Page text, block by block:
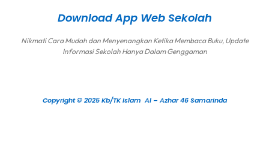
Download App Web Sekolah
Nikmati Cara Mudah dan Menyenangkan Ketika Membaca Buku, Update
Informasi Sekolah Hanya Dalam Genggaman
Copyright © 2025 Kb/TK Islam Al – Azhar 46 Samarinda